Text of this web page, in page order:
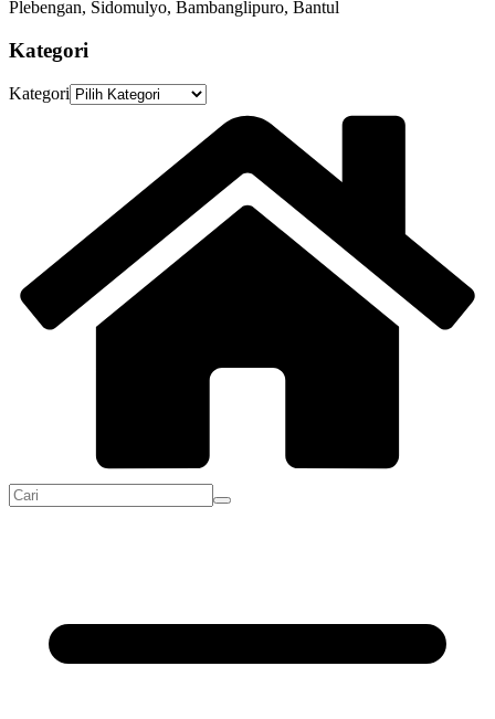
Plebengan, Sidomulyo, Bambanglipuro, Bantul
Kategori
Kategori